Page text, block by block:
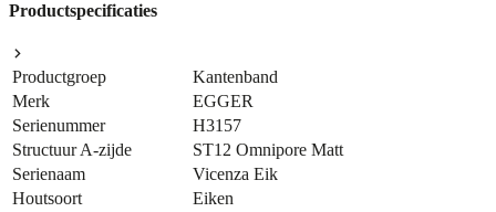
Productspecificaties
Productgroep
Kantenband
Merk
EGGER
Serienummer
H3157
Structuur A-zijde
ST12 Omnipore Matt
Serienaam
Vicenza Eik
Houtsoort
Eiken